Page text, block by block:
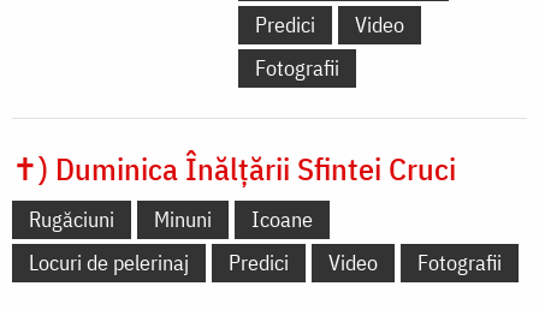
Predici
Video
Fotografii
✝) Duminica Înălțării Sfintei Cruci
Rugăciuni Minuni
Icoane
Locuri de pelerinaj
Predici Video Fotografii